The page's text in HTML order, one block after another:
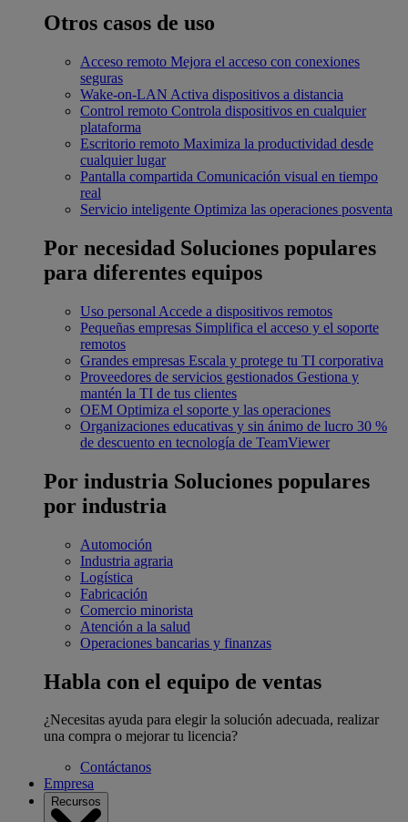
Otros casos de uso
Acceso remoto Mejora el acceso con conexiones
seguras
Wake-on-LAN Activa dispositivos a distancia
Control remoto Controla dispositivos en cualquier
plataforma
Escritorio remoto Maximiza la productividad desde
cualquier lugar
Pantalla compartida Comunicación visual en tiempo
real
Servicio inteligente Optimiza las operaciones posventa
Por necesidad Soluciones populares
para diferentes equipos
Uso personal Accede a dispositivos remotos
Pequeñas empresas Simplifica el acceso y el soporte
remotos
Grandes empresas Escala y protege tu TI corporativa
Proveedores de servicios gestionados Gestiona y
mantén la TI de tus clientes
OEM Optimiza el soporte y las operaciones
Organizaciones educativas y sin ánimo de lucro 30 %
de descuento en tecnología de TeamViewer
Por industria Soluciones populares
por industria
Automoción
Industria agraria
Logística
Fabricación
Comercio minorista
Atención a la salud
Operaciones bancarias y finanzas
Habla con el equipo de ventas
¿Necesitas ayuda para elegir la solución adecuada, realizar
una compra o mejorar tu licencia?
Contáctanos
Empresa
Recursos